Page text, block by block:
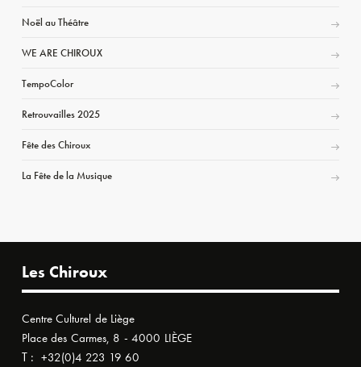
Noël au Théâtre
WE ARE CHIROUX
TempoColor
Retrouvailles 2025
Fête des Chiroux
La Fête de la Musique
Les Chiroux
Centre Culturel de Liège
Place des Carmes, 8 - 4000 LIÈGE
T : +32(0)4 223 19 60